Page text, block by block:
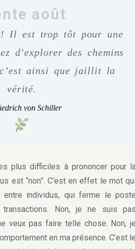
août
Il est trop tôt pour une
d’explorer des chemins
ainsi que jaillit la
vérité.
von Schiller
plus difficiles à prononcer pour
est “non”. C’est en effet le mot
individus, qui ferme le
Non, je ne suis
veux pas faire telle chose. Non,
en ma présence. C’est